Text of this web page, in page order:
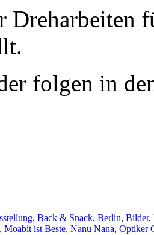
folgen in
, Back & Snack, Berlin, Bilder,
, Moabit ist Beste, Nanu Nana, Optiker